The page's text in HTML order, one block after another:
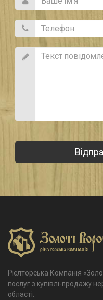
Рієлторська Компанія
послуг з купівлі-продажу
області.